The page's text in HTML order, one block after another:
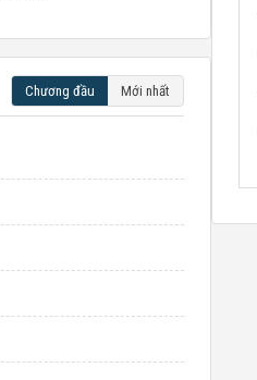
Chương đầu Mới nhất